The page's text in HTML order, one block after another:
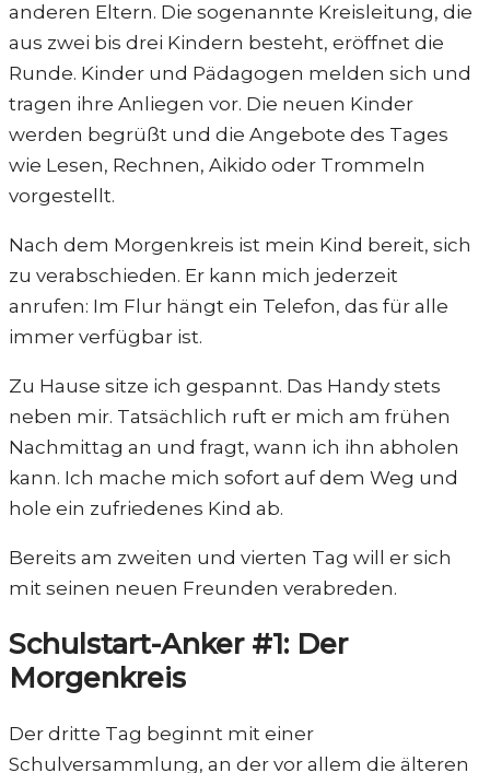
anderen Eltern. Die sogenannte Kreisleitung, die
aus zwei bis drei Kindern besteht, eröffnet die
Runde. Kinder und Pädagogen melden sich und
tragen ihre Anliegen vor. Die neuen Kinder
werden begrüßt und die Angebote des Tages
wie Lesen, Rechnen, Aikido oder Trommeln
vorgestellt.
Nach dem Morgenkreis ist mein Kind bereit, sich
zu verabschieden. Er kann mich jederzeit
anrufen: Im Flur hängt ein Telefon, das für alle
immer verfügbar ist.
Zu Hause sitze ich gespannt. Das Handy stets
neben mir. Tatsächlich ruft er mich am frühen
Nachmittag an und fragt, wann ich ihn abholen
kann. Ich mache mich sofort auf dem Weg und
hole ein zufriedenes Kind ab.
Bereits am zweiten und vierten Tag will er sich
mit seinen neuen Freunden verabreden.
Schulstart-Anker #1: Der
Morgenkreis
Der dritte Tag beginnt mit einer
Schulversammlung, an der vor allem die älteren